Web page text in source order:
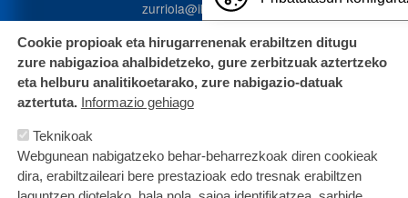
zurriola@ikastola.eus
Cookie propioak eta hirugarrenenak erabiltzen ditugu
zure nabigazioa ahalbidetzeko, gure zerbitzuak aztertzeko
eta helburu analitikoetarako, zure nabigazio-datuak
aztertuta. Informazio gehiago
Teknikoak
Webgunean nabigatzeko behar-beharrezkoak diren cookieak
dira, erabiltzaileari bere prestazioak edo tresnak erabiltzen